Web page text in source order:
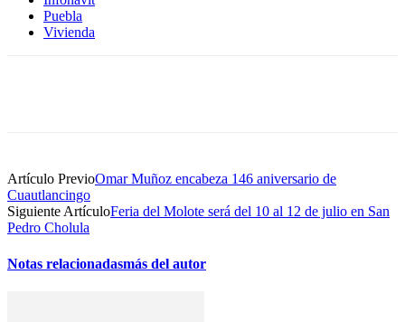
Puebla
Vivienda
Artículo PrevioOmar Muñoz encabeza 146 aniversario de
Cuautlancingo
Siguiente ArtículoFeria del Molote será del 10 al 12 de julio en San
Pedro Cholula
Notas relacionadasmás del autor